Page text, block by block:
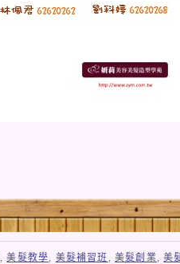
,美髮教學, 美髮補習班 ,美髮創業,美